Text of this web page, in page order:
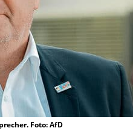
Foto: AfD
halten die Wähler für
Stimmung wegen der
verübten Anschläge
Flüge vor der